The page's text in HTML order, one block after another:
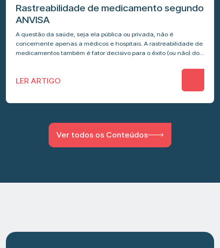
Rastreabilidade de medicamento segundo
ANVISA
A questão da saúde, seja ela pública ou privada, não é
concernente apenas a médicos e hospitais. A rastreabilidade de
medicamentos também é fator decisivo para o êxito (ou não) do
LER ARTIGO
Ver todos os Conteúdos